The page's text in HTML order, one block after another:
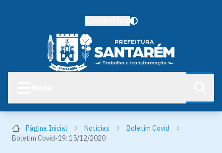
Página Inicial Notícias
Boletim Covid
Boletim Covid-19: 15/12/2020